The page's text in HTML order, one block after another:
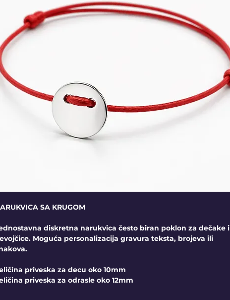
SA KRUGOM
diskretna narukvica često biran poklon za dečake i
Moguća personalizacija gravura teksta, brojeva ili
priveska za decu oko 10mm
priveska za odrasle oko 12mm